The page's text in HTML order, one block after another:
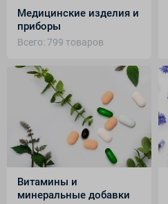
Медицинские изделия и
приборы
Всего: 799 товаров
Витамины и
минеральные добавки